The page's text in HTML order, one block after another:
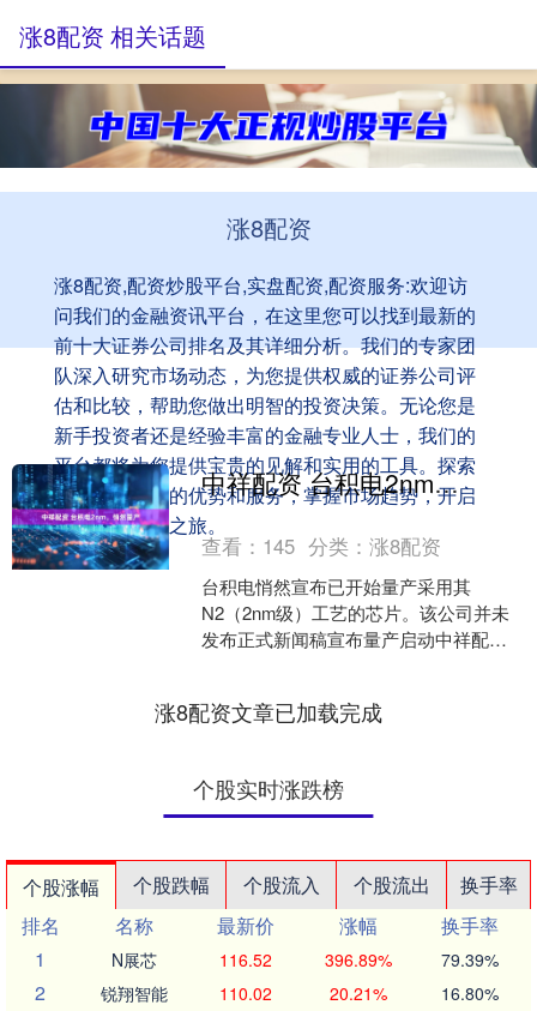
涨8配资
涨8配资,配资炒股平台,实盘配资,配资服务:欢迎访
问我们的金融资讯平台，在这里您可以找到最新的
前十大证券公司排名及其详细分析。我们的专家团
队深入研究市场动态，为您提供权威的证券公司评
估和比较，帮助您做出明智的投资决策。无论您是
新手投资者还是经验丰富的金融专业人士，我们的
平台都将为您提供宝贵的见解和实用的工具。探索
顶尖证券公司的优势和服务，掌握市场趋势，开启
您的成功投资之旅。
涨8配资 相关话题
中祥配资 台积电2nm，悄然量产
查看： 145 分类：涨8配资
台积电悄然宣布已开始量产采用其
N2（2nm级）工艺的芯片。该公司并未
发布正式新闻稿宣布量产启动中祥配
涨8配资文章已加载完成
个股实时涨跌榜
个股涨幅 个股跌幅 个股流入 个股流出
换手率
排名
名称 最新价 涨幅
换手率
1
N展芯 116.52 396.89% 79.39%
2 锐翔智能 110.02 20.21% 16.80%